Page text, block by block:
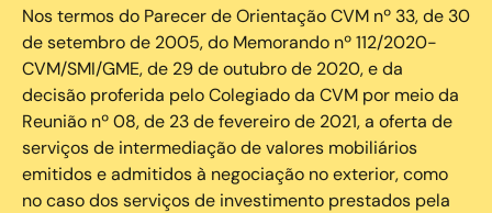
Nos termos do Parecer de Orientação CVM nº 33, de 30
de setembro de 2005, do Memorando nº 112/2020-
CVM/SMI/GME, de 29 de outubro de 2020, e da
decisão proferida pelo Colegiado da CVM por meio da
Reunião nº 08, de 23 de fevereiro de 2021, a oferta de
serviços de intermediação de valores mobiliários
emitidos e admitidos à negociação no exterior, como
no caso dos serviços de investimento prestados pela